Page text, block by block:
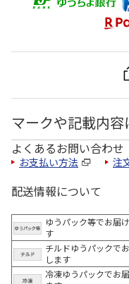
マークや記載内容
よくあるお問い合わせ
お支払い方法 注
配送情報について
ゆうパック等でお届
す
チルドゆうパックで
します
冷凍ゆうパックでお